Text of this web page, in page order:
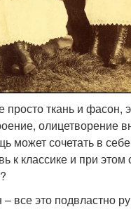
просто ткань и фасон,
олицетворение
может сочетать в
к классике и при
– все это подвластно